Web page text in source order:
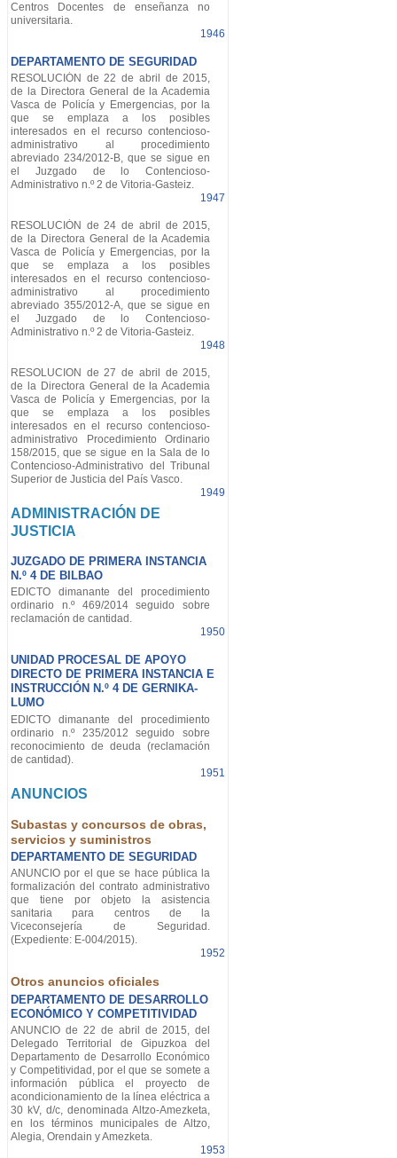
Centros Docentes de enseñanza no
universitaria.
1946
DEPARTAMENTO DE SEGURIDAD
RESOLUCIÓN de 22 de abril de 2015,
de la Directora General de la Academia
Vasca de Policía y Emergencias, por la
que se emplaza a los posibles
interesados en el recurso contencioso-
administrativo al procedimiento
abreviado 234/2012-B, que se sigue en
el Juzgado de lo Contencioso-
Administrativo n.º 2 de Vitoria-Gasteiz.
1947
RESOLUCIÓN de 24 de abril de 2015,
de la Directora General de la Academia
Vasca de Policía y Emergencias, por la
que se emplaza a los posibles
interesados en el recurso contencioso-
administrativo al procedimiento
abreviado 355/2012-A, que se sigue en
el Juzgado de lo Contencioso-
Administrativo n.º 2 de Vitoria-Gasteiz.
1948
RESOLUCION de 27 de abril de 2015,
de la Directora General de la Academia
Vasca de Policía y Emergencias, por la
que se emplaza a los posibles
interesados en el recurso contencioso-
administrativo Procedimiento Ordinario
158/2015, que se sigue en la Sala de lo
Contencioso-Administrativo del Tribunal
Superior de Justicia del País Vasco.
1949
ADMINISTRACIÓN DE
JUSTICIA
JUZGADO DE PRIMERA INSTANCIA
N.º 4 DE BILBAO
EDICTO dimanante del procedimiento
ordinario n.º 469/2014 seguido sobre
reclamación de cantidad.
1950
UNIDAD PROCESAL DE APOYO
DIRECTO DE PRIMERA INSTANCIA E
INSTRUCCIÓN N.º 4 DE GERNIKA-
LUMO
EDICTO dimanante del procedimiento
ordinario n.º 235/2012 seguido sobre
reconocimiento de deuda (reclamación
de cantidad).
1951
ANUNCIOS
Subastas y concursos de obras,
servicios y suministros
DEPARTAMENTO DE SEGURIDAD
ANUNCIO por el que se hace pública la
formalización del contrato administrativo
que tiene por objeto la asistencia
sanitaria para centros de la
Viceconsejería de Seguridad.
(Expediente: E-004/2015).
1952
Otros anuncios oficiales
DEPARTAMENTO DE DESARROLLO
ECONÓMICO Y COMPETITIVIDAD
ANUNCIO de 22 de abril de 2015, del
Delegado Territorial de Gipuzkoa del
Departamento de Desarrollo Económico
y Competitividad, por el que se somete a
información pública el proyecto de
acondicionamiento de la línea eléctrica a
30 kV, d/c, denominada Altzo-Amezketa,
en los términos municipales de Altzo,
Alegia, Orendain y Amezketa.
1953